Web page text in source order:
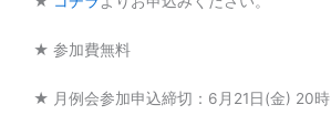
★ 参加費無料
★ 月例会参加申込締切：6月21日(金) 20時